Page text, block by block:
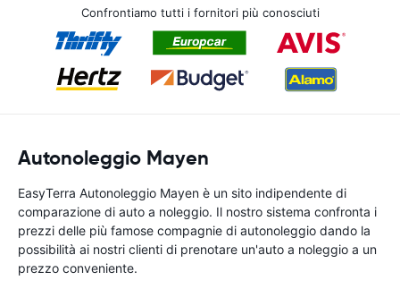
Confrontiamo tutti i fornitori più conosciuti
Autonoleggio Mayen
EasyTerra Autonoleggio Mayen è un sito indipendente di
comparazione di auto a noleggio. Il nostro sistema confronta i
prezzi delle più famose compagnie di autonoleggio dando la
possibilità ai nostri clienti di prenotare un'auto a noleggio a un
prezzo conveniente.